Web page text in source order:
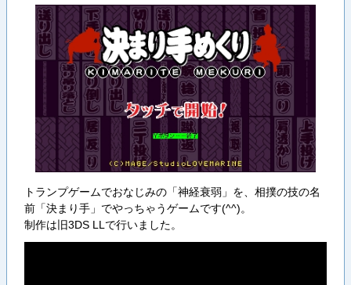
トランプゲームでおなじみの「神経衰弱」を、相撲の技の名
前「決まり手」でやっちゃうゲームです(^^)。
制作は旧3DS LLで行いました。